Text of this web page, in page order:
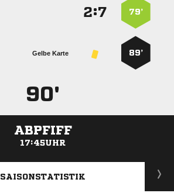
79’
:
89’
Gelbe Karte
90'
ABPFIFF
17:45UHR
ANZEIGE
SAISONSTATISTIK